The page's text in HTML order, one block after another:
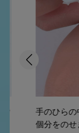
ウ
手のひらの
個分をのせ